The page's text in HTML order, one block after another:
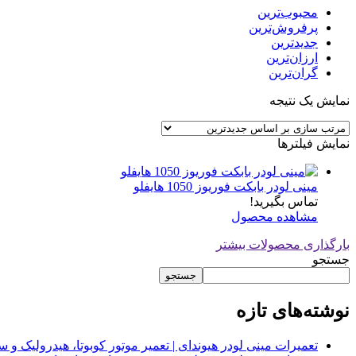
محبوب‌ترین
پرفروش‌ترین
جدیدترین
ارزان‌ترین
گران‌ترین
نمایش یک نتیجه
نمایش فیلترها
مینی لودر بابکت فوریوز 1050 هایفلو
تماس بگیرید!
مشاهده محصول
بارگذاری محصولات بیشتر
جستجو
جستجو
نوشته‌های تازه
تعمیرات مینی لودر هیوندای | تعمیر موتور کوبوتا،